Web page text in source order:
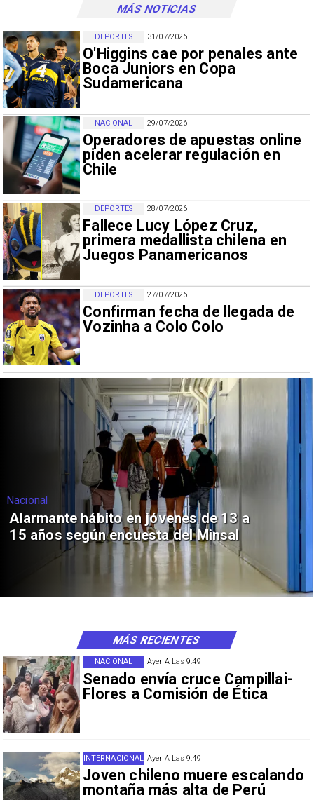
MÁS NOTICIAS
31/07/2026
O'Higgins cae por penales ante
Boca Juniors en Copa
Sudamericana
DEPORTES
29/07/2026
Operadores de apuestas online
piden acelerar regulación en
Chile
NACIONAL
28/07/2026
Fallece Lucy López Cruz,
primera medallista chilena en
Juegos Panamericanos
DEPORTES
27/07/2026
Confirman fecha de llegada de
Vozinha a Colo Colo
DEPORTES
Nacional
Alarmante hábito en jóvenes de 13 a
15 años según encuesta del Minsal
Ayer A Las 9:49
Senado envía cruce Campillai-
Flores a Comisión de Ética
NACIONAL
Ayer A Las 9:49
Joven chileno muere escalando
montaña más alta de Perú
INTERNACIONAL
MÁS RECIENTES